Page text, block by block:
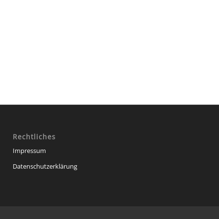
Rechtliches
Impressum
Datenschutzerklärung